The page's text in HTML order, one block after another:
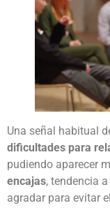
Una señal habitual
dificultades para
pudiendo aparecer
encajas, tendencia
agradar para evitar